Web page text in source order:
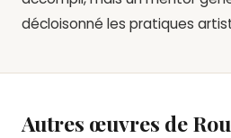
décloisonné les pratiques
Autres œuvres de